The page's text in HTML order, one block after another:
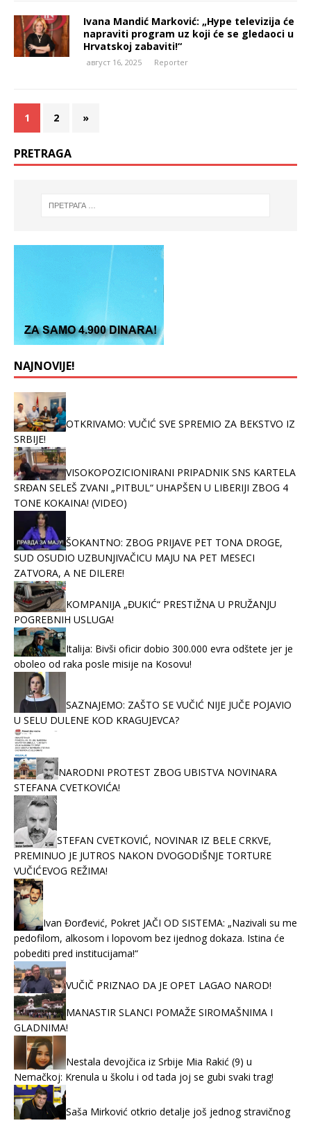
Ivana Mandić Marković: „Hype televizija će
napraviti program uz koji će se gledaoci u
Hrvatskoj zabaviti!“
август 16, 2025 Reporter
1 2 »
PRETRAGA
NAJNOVIJE!
OTKRIVAMO: VUČIĆ SVE SPREMIO ZA BEKSTVO IZ
SRBIJE!
VISOKOPOZICIONIRANI PRIPADNIK SNS KARTELA
SRĐAN SELEŠ ZVANI „PITBUL“ UHAPŠEN U LIBERIJI ZBOG 4
TONE KOKAINA! (VIDEO)
ŠOKANTNO: ZBOG PRIJAVE PET TONA DROGE,
SUD OSUDIO UZBUNJIVAČICU MAJU NA PET MESECI
ZATVORA, A NE DILERE!
KOMPANIJA „ĐUKIĆ“ PRESTIŽNA U PRUŽANJU
POGREBNIH USLUGA!
Italija: Bivši oficir dobio 300.000 evra odštete jer je
oboleo od raka posle misije na Kosovu!
SAZNAJEMO: ZAŠTO SE VUČIĆ NIJE JUČE POJAVIO
U SELU DULENE KOD KRAGUJEVCA?
NARODNI PROTEST ZBOG UBISTVA NOVINARA
STEFANA CVETKOVIĆA!
STEFAN CVETKOVIĆ, NOVINAR IZ BELE CRKVE,
PREMINUO JE JUTROS NAKON DVOGODIŠNJE TORTURE
VUČIĆEVOG REŽIMA!
Ivan Đorđević, Pokret JAČI OD SISTEMA: „Nazivali su me
pedofilom, alkosom i lopovom bez ijednog dokaza. Istina će
pobediti pred institucijama!“
VUČIČ PRIZNAO DA JE OPET LAGAO NAROD!
MANASTIR SLANCI POMAŽE SIROMAŠNIMA I
GLADNIMA!
Nestala devojčica iz Srbije Mia Rakić (9) u
Nemačkoj: Krenula u školu i od tada joj se gubi svaki trag!
Saša Mirković otkrio detalje još jednog stravičnog